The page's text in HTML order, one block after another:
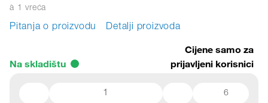
à 1 vreća
Pitanja o proizvodu Detalji proizvoda
Na skladištu
Cijene samo za
prijavljeni korisnici
6